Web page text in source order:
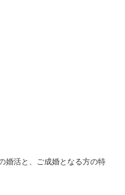
婚活と、ご成婚となる方の特